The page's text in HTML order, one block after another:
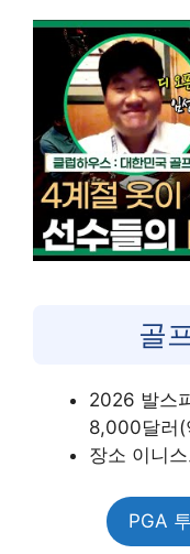
골
2026 발스
8,000달러(
장소 이니
PGA